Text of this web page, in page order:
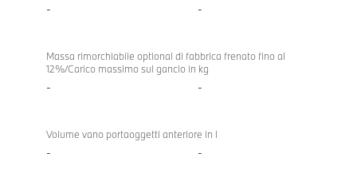
- -
Massa rimorchiabile optional di fabbrica frenato fino al
12%/Carico massimo sul gancio in kg
- -
Volume vano portaoggetti anteriore in l
- -